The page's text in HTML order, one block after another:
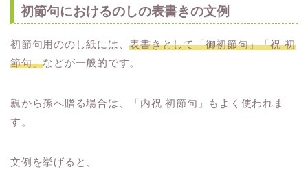
初節句におけるのしの表書きの文例
初節句用ののし紙には、表書きとして「御初節句」「祝 初
節句」などが一般的です。
親から孫へ贈る場合は、「内祝 初節句」もよく使われま
す。
文例を挙げると、